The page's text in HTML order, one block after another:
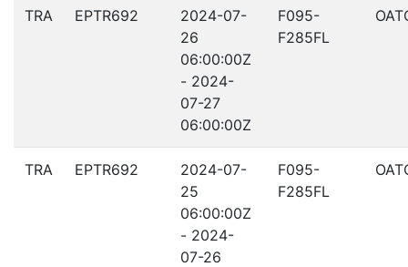
TRA EPTR692
2024-07-
26
06:00:00Z
- 2024-
07-27
06:00:00Z
F095-
F285FL
TRA EPTR692
2024-07-
25
06:00:00Z
- 2024-
07-26
F095-
F285FL